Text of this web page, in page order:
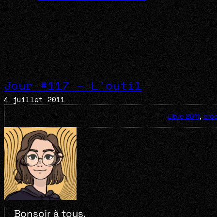
Jour #117 – L’outil
4 juillet 2011
Libre 2011,
Bonsoir à tous,